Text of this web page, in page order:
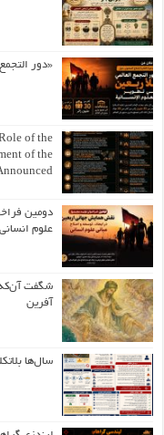
«دور التجمع
of the
of the
دومین
علوم انسانی
شگفت آن‌که
آفرین
سال‌ها